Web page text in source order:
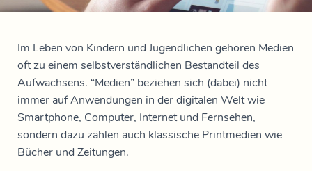
Im Leben von Kindern und Jugendlichen gehören Medien
oft zu einem selbstverständlichen Bestandteil des
Aufwachsens. “Medien” beziehen sich (dabei) nicht
immer auf Anwendungen in der digitalen Welt wie
Smartphone, Computer, Internet und Fernsehen,
sondern dazu zählen auch klassische Printmedien wie
Bücher und Zeitungen.